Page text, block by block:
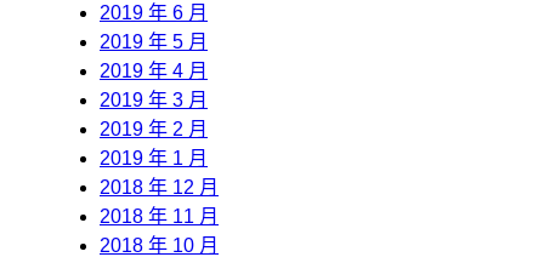
2019 年 6 月
2019 年 5 月
2019 年 4 月
2019 年 3 月
2019 年 2 月
2019 年 1 月
2018 年 12 月
2018 年 11 月
2018 年 10 月